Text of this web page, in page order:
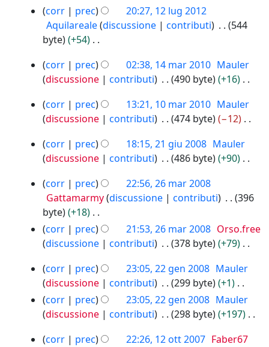
n
o
g
g
e
t
o
e
l
a
m
o
d
i
f
i
c
a
e
s
n
o
g
g
t
t
d
l
l
a
o
d
i
f
corr prec
20:27, 12 lug 2012
Aquilareale discussione contributi
544
byte
+54
e
s
u
n
o
g
e
t
o
d
l
l
a
m
d
corr prec 02:38, 14 mar 2010 Mauler
discussione
contributi 490 byte
+16
e
s
u
n
o
g
g
e
t
t
o
d
e
l
l
a
corr prec 13:21, 10 mar 2010 Mauler
discussione
contributi 474 byte
−12
e
s
u
n
o
g
g
e
t
t
o
d
e
corr prec 18:15, 21 giu 2008 Mauler
discussione
contributi 486 byte
+90
e
s
u
n
g
g
e
t
corr prec
22:56, 26 mar 2008
Gattamarmy discussione contributi
396
byte
+18
N
e
s
u
n
o
g
corr prec 21:53, 26 mar 2008 Orso.free
discussione
contributi 378 byte
+79
e
s
s
u
o
corr prec 23:05, 22 gen 2008 Mauler
discussione
contributi 299 byte
+1
N
e
s
corr prec 23:05, 22 gen 2008 Mauler
discussione
contributi 298 byte
+197
ecorr prec 22:26, 12 ott 2007 Faber67